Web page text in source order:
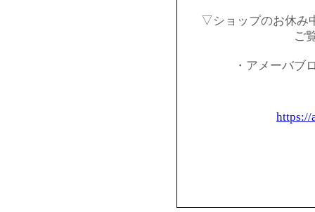
▽ショップのお休み
ご
・アメーバブ
https://